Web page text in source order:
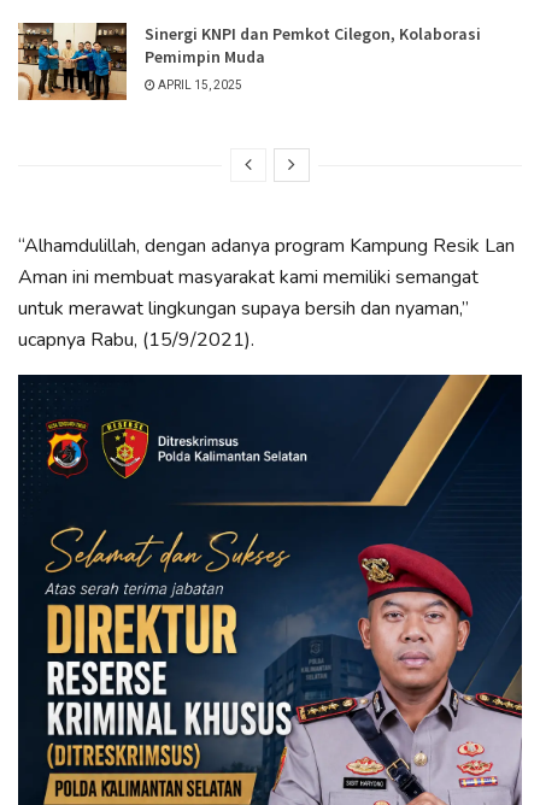
Sinergi KNPI dan Pemkot Cilegon, Kolaborasi
Pemimpin Muda
APRIL 15, 2025
“Alhamdulillah, dengan adanya program Kampung Resik Lan
Aman ini membuat masyarakat kami memiliki semangat
untuk merawat lingkungan supaya bersih dan nyaman,”
ucapnya Rabu, (15/9/2021).